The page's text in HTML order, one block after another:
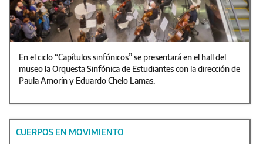
En el ciclo “Capítulos sinfónicos” se presentará en el hall del
museo la Orquesta Sinfónica de Estudiantes con la dirección de
Paula Amorín y Eduardo Chelo Lamas.
CUERPOS EN MOVIMIENTO